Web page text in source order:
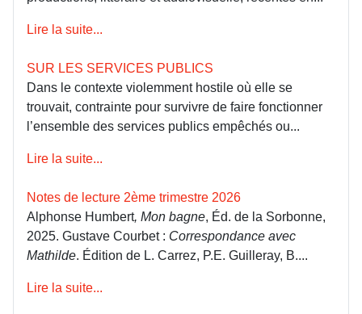
Lire la suite...
SUR LES SERVICES PUBLICS
Dans le contexte violemment hostile où elle se
trouvait, contrainte pour survivre de faire fonctionner
l’ensemble des services publics empêchés ou...
Lire la suite...
Notes de lecture 2ème trimestre 2026
Alphonse Humbert, Mon bagne, Éd. de la Sorbonne,
2025. Gustave Courbet : Correspondance avec
Mathilde. Édition de L. Carrez, P.E. Guilleray, B....
Lire la suite...